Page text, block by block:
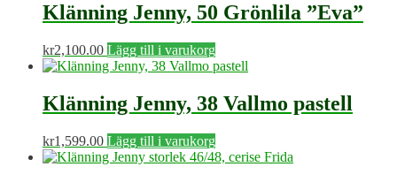
Klänning Jenny, 50 Grönlila ”Eva”
kr2,100.00 Lägg till i varukorg
Klänning Jenny, 38 Vallmo pastell
kr1,599.00 Lägg till i varukorg